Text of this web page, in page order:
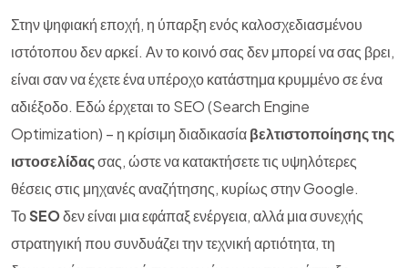
Στην ψηφιακή εποχή, η ύπαρξη ενός καλοσχεδιασμένου
ιστότοπου δεν αρκεί. Αν το κοινό σας δεν μπορεί να σας βρει,
είναι σαν να έχετε ένα υπέροχο κατάστημα κρυμμένο σε ένα
αδιέξοδο. Εδώ έρχεται το SEO (Search Engine
Optimization) – η κρίσιμη διαδικασίαβελτιστοποίησης της
ιστοσελίδαςσας, ώστε να κατακτήσετε τις υψηλότερες
θέσεις στις μηχανές αναζήτησης, κυρίως στην Google.
ΤοSEOδεν είναι μια εφάπαξ ενέργεια, αλλά μια συνεχής
στρατηγική που συνδυάζει την τεχνική αρτιότητα, τη